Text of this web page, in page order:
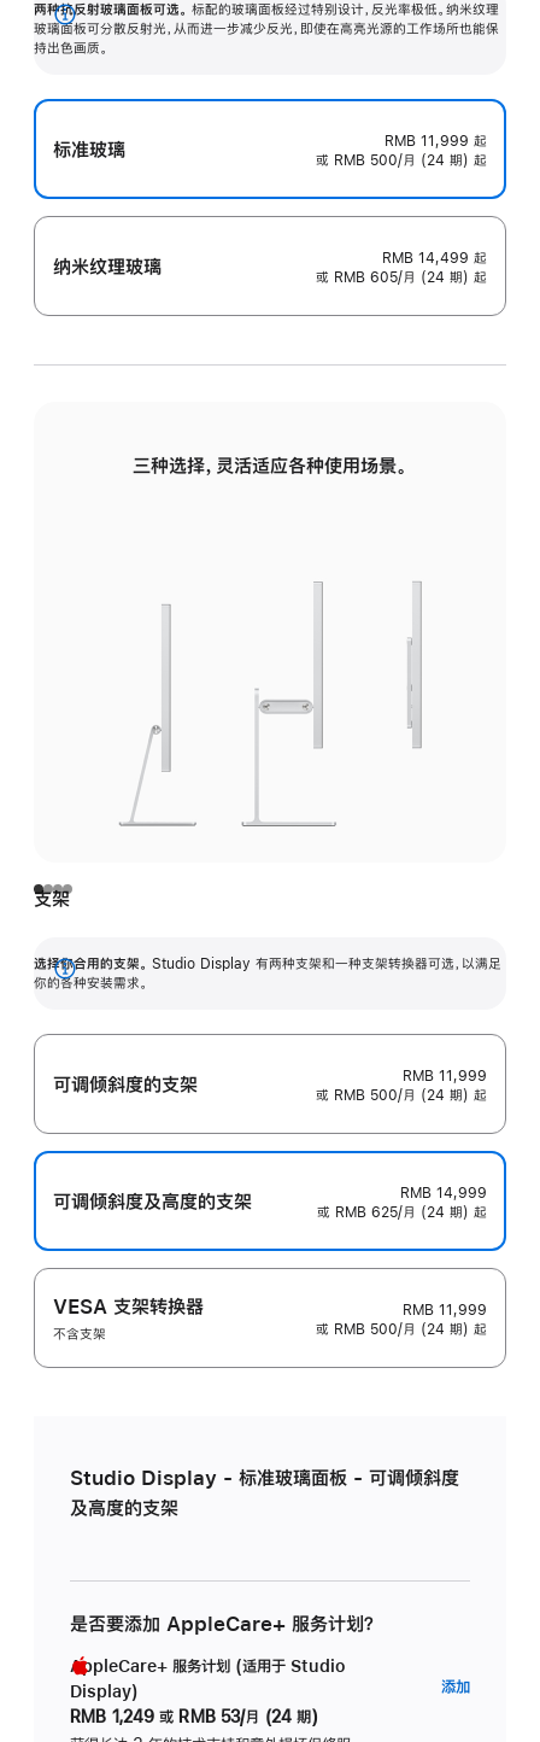
两种抗反射玻璃面板可选。 标配的玻璃面板经过特别设计，反光率极低。纳米纹理
玻璃面板可分散反射光，从而进一步减少反光，即使在高亮光源的工作场所也能保
持出色画质。
展
开
标准玻璃 RMB 11,999 起
或 RMB 500/月 (24 期) 起
纳米纹理玻璃 RMB 14,499 起
或 RMB 605/月 (24 期) 起
三种选择，灵活适应各种使用场景。
支架
选择你合用的支架。 Studio Display 有两种支架和一种支架转换器可选，以满足
你的各种安装需求。
展
可调倾斜度的支架
RMB 11,999
或 RMB 500/月 (24 期) 起
可调倾斜度及高‍度的支‍架
RMB 14,999
或 RMB 625/月 (24 期) 起
VESA 支架转换器
不含支架
RMB 11,999
或 RMB 500/月 (24 期) 起
Studio Display - 标准玻璃面板 - 可调倾斜度
及高度的支架
是否要添加 AppleCare+ 服务计划？
AppleCare+ 服务计划 (适用于 Studio
Display)
RMB 1,249 或 RMB 53/月 (24 期)
添加